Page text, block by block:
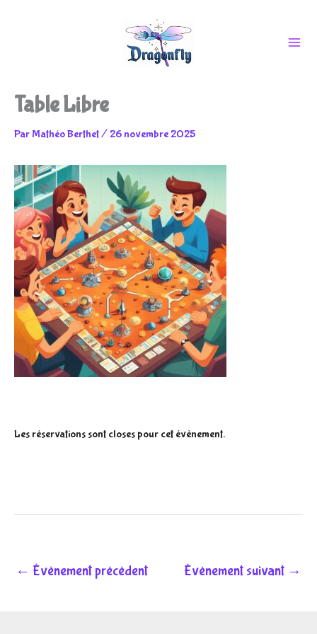
contenu
Table Libre
Par Mathéo Berthet/ 26 novembre 2025
Les réservations sont closes pour cet évènement.
← Évènement précédent Évènement suivant →